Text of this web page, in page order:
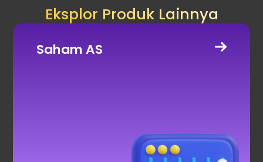
Eksplor Produk Lainnya
Saham AS